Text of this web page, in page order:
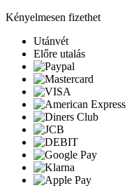
Kényelmesen fizethet
Utánvét
Előre utalás